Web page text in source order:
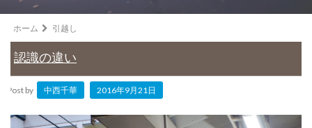
ホーム 引越し
認識の違い
Post by 中西千華 2016年9月21日